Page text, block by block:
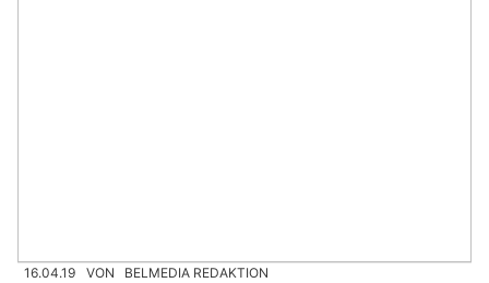
16.04.19 VON BELMEDIA REDAKTION